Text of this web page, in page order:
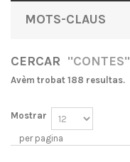
MOTS-CLAUS
CERCAR "CONTES"
Avèm trobat 188 resultas.
Mostrar
per pagina